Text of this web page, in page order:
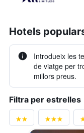
Hotels
Introdueix les
de viatge per
millors preus.
Filtra per estrelles